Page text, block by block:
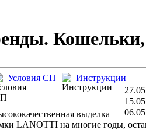
Условия СП Инструкции
выделка
LANOTTI на многие годы,